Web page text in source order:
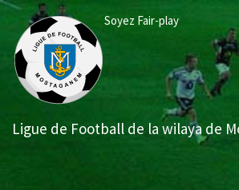
Aller
contenu
principal
Ligue de Football de la wilaya de
Soyez Fair-play